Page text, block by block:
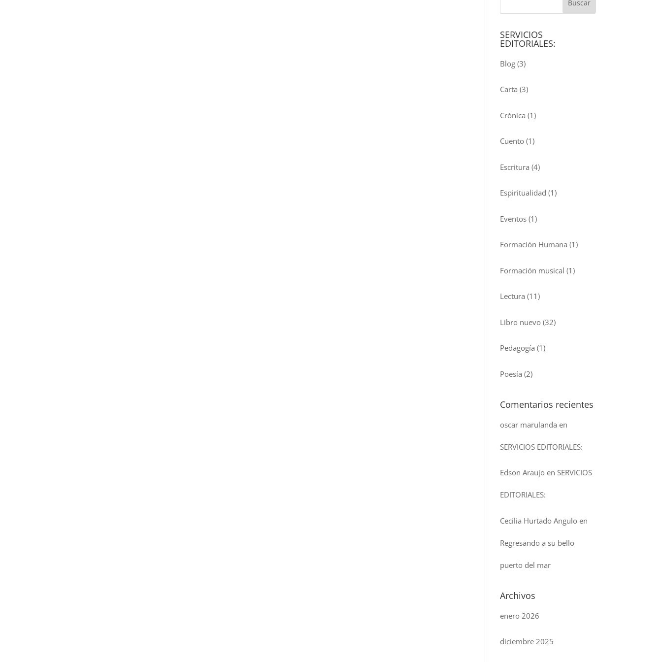
SERVICIOS
EDITORIALES:
Blog (3)
Carta (3)
Crónica (1)
Cuento (1)
Escritura (4)
Espiritualidad (1)
Eventos (1)
Formación Humana (1)
Formación musical (1)
Lectura (11)
Libro nuevo (32)
Pedagogía (1)
Poesía (2)
Comentarios recientes
oscar marulanda en
SERVICIOS EDITORIALES:
Edson Araujo enSERVICIOS
EDITORIALES:
Cecilia Hurtado Angulo en
Regresando a su bello
puerto del mar
Archivos
enero 2026
diciembre 2025